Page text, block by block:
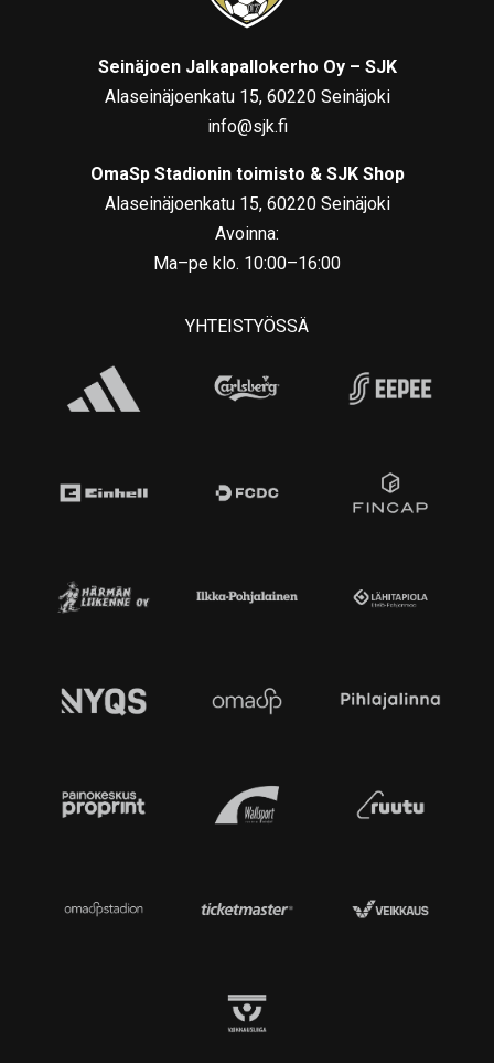
Seinäjoen Jalkapallokerho Oy – SJK
Alaseinäjoenkatu 15, 60220 Seinäjoki
info@sjk.fi
OmaSp Stadionin toimisto & SJK Shop
Alaseinäjoenkatu 15, 60220 Seinäjoki
Avoinna:
Ma–pe klo. 10:00–16:00
YHTEISTYÖSSÄ